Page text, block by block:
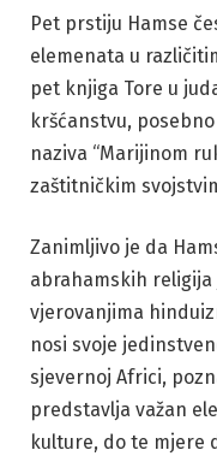
Pet prstiju Hamse
elemenata u
pet knjiga Tore u
kršćanstvu,
naziva “Marijinom
zaštitničkim
Zanimljivo je da
abrahamskih
vjerovanjima
nosi svoje
sjevernoj Africi,
predstavlja važan
kulture, do te mjere